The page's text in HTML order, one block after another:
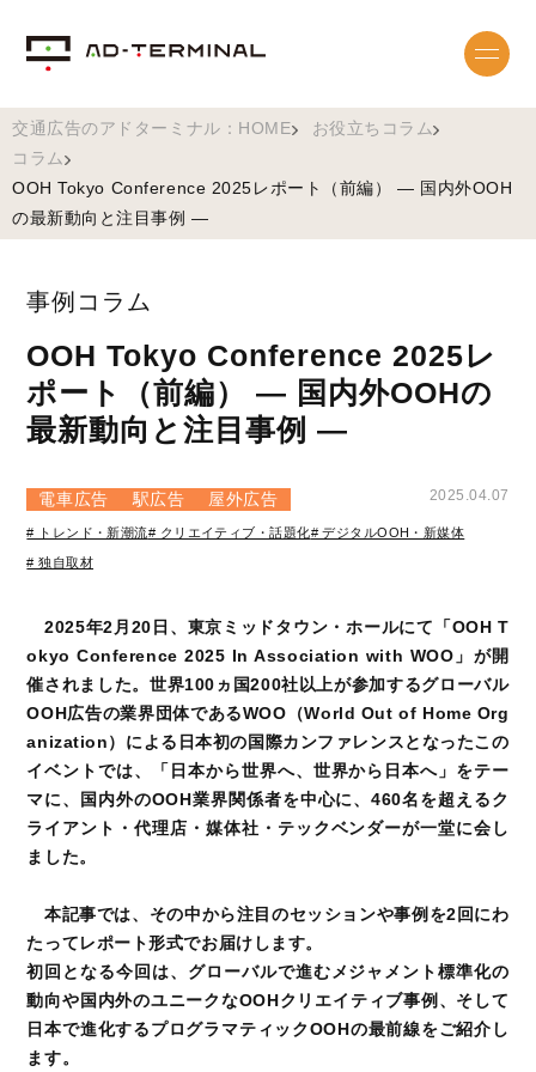
交通広告のアドターミナル：HOME
お役立ちコラム
コラム
OOH Tokyo Conference 2025レポート（前編） ― 国内外OOH
の最新動向と注目事例 ―
事例コラム
OOH Tokyo Conference 2025レ
ポート（前編） ― 国内外OOHの
最新動向と注目事例 ―
電車広告 駅広告 屋外広告 2025.04.07
# トレンド・新潮流# クリエイティブ・話題化# デジタルOOH・新媒体
# 独自取材
2025年2月20日、東京ミッドタウン・ホールにて「OOH T
okyo Conference 2025 In Association with WOO」が開
催されました。世界100ヵ国200社以上が参加するグローバル
OOH広告の業界団体であるWOO（World Out of Home Org
anization）による日本初の国際カンファレンスとなったこの
イベントでは、「日本から世界へ、世界から日本へ」をテー
マに、国内外のOOH業界関係者を中心に、460名を超えるク
ライアント・代理店・媒体社・テックベンダーが一堂に会し
ました。
本記事では、その中から注目のセッションや事例を2回にわ
たってレポート形式でお届けします。
初回となる今回は、グローバルで進むメジャメント標準化の
動向や国内外のユニークなOOHクリエイティブ事例、そして
日本で進化するプログラマティックOOHの最前線をご紹介し
ます。